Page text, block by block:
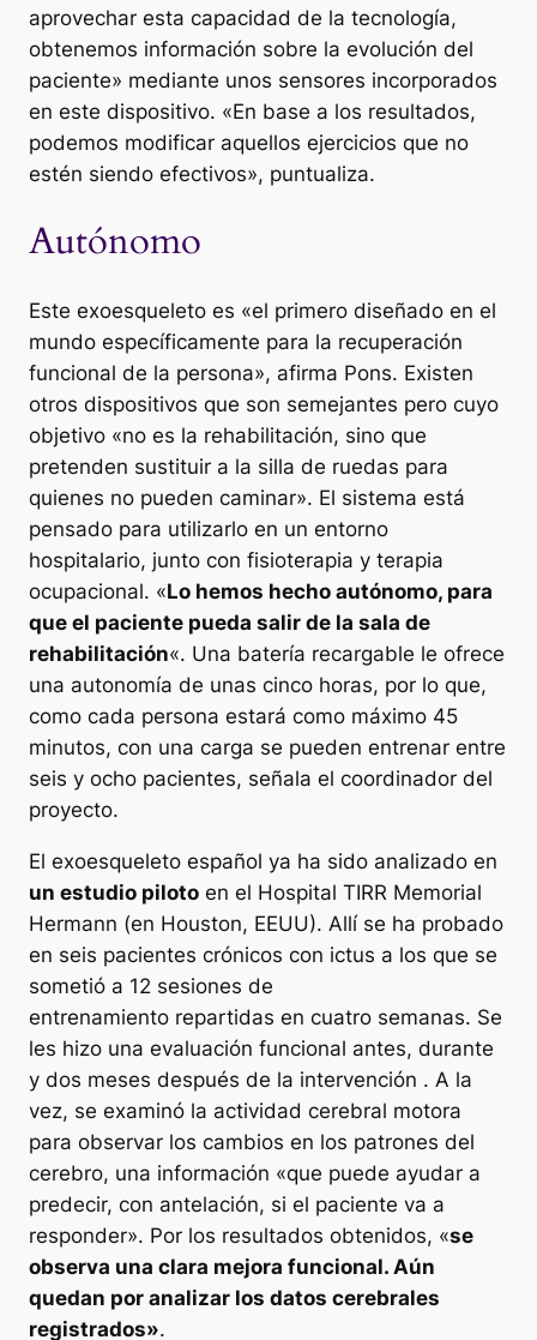
aprovechar esta capacidad de la tecnología,
obtenemos información sobre la evolución del
paciente» mediante unos sensores incorporados
en este dispositivo. «En base a los resultados,
podemos modificar aquellos ejercicios que no
estén siendo efectivos», puntualiza.
Autónomo
Este exoesqueleto es «el primero diseñado en el
mundo específicamente para la recuperación
funcional de la persona», afirma Pons. Existen
otros dispositivos que son semejantes pero cuyo
objetivo «no es la rehabilitación, sino que
pretenden sustituir a la silla de ruedas para
quienes no pueden caminar». El sistema está
pensado para utilizarlo en un entorno
hospitalario, junto con fisioterapia y terapia
ocupacional. «Lo hemos hecho autónomo, para
que el paciente pueda salir de la sala de
rehabilitación«. Una batería recargable le ofrece
una autonomía de unas cinco horas, por lo que,
como cada persona estará como máximo 45
minutos, con una carga se pueden entrenar entre
seis y ocho pacientes, señala el coordinador del
proyecto.
El exoesqueleto español ya ha sido analizado en
un estudio piloto en el Hospital TIRR Memorial
Hermann (en Houston, EEUU). Allí se ha probado
en seis pacientes crónicos con ictus a los que se
sometió a 12 sesiones de
entrenamiento repartidas en cuatro semanas. Se
les hizo una evaluación funcional antes, durante
y dos meses después de la intervención . A la
vez, se examinó la actividad cerebral motora
para observar los cambios en los patrones del
cerebro, una información «que puede ayudar a
predecir, con antelación, si el paciente va a
responder». Por los resultados obtenidos, «se
observa una clara mejora funcional. Aún
quedan por analizar los datos cerebrales
registrados».